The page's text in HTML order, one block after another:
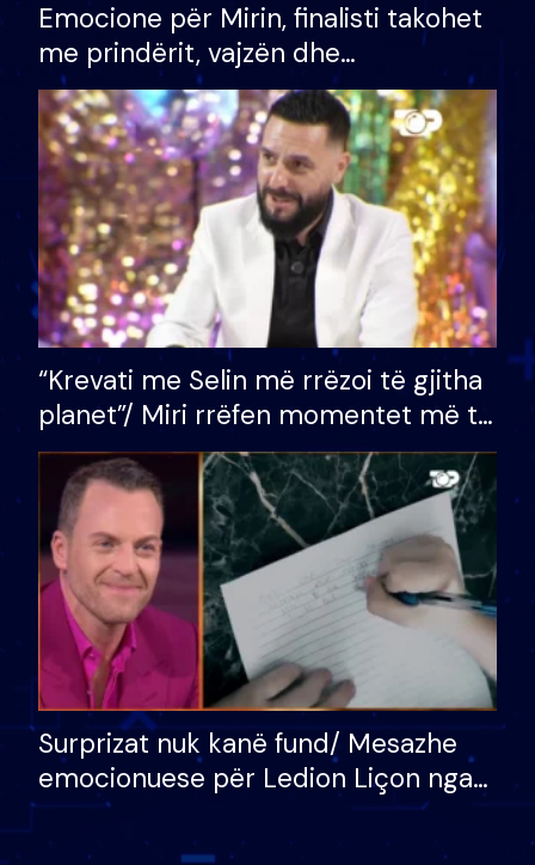
Emocione për Mirin, finalisti takohet
me prindërit, vajzën dhe
bashkëshorten: S’kemi ndonjë letër
divorci apo jo?
“Krevati me Selin më rrëzoi të gjitha
planet”/ Miri rrëfen momentet më të
bukura në shtëpinë e BB VIP: Do më
mungojë zilja e mëngjesit kur…
Surprizat nuk kanë fund/ Mesazhe
emocionuese për Ledion Liçon nga
nëna dhe fëmijët e tij, moderatori
nuk i mban dot lotët: Nuk meritoj…